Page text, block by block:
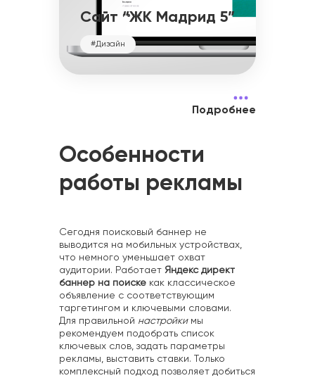
Сайт “ЖК Мадрид 5”
#Дизайн
Подробнее
Особенности
работы рекламы
Сегодня поисковый баннер не
выводится на мобильных устройствах,
что немного уменьшает охват
аудитории. Работает Яндекс директ
баннер на поиске как классическое
объявление с соответствующим
таргетингом и ключевыми словами.
Для правильной настройкимы
рекомендуем подобрать список
ключевых слов, задать параметры
рекламы, выставить ставки. Только
комплексный подход позволяет добиться